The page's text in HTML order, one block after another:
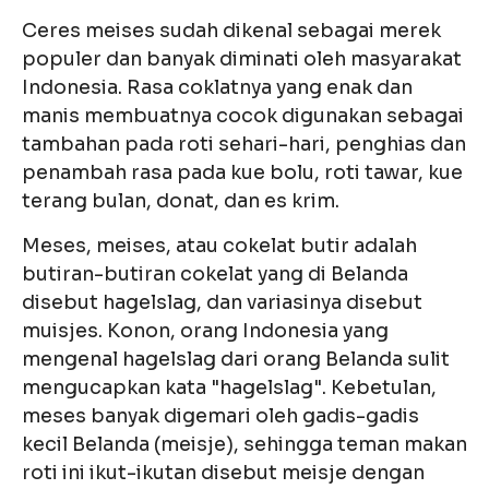
Ceres meises sudah dikenal sebagai merek
populer dan banyak diminati oleh masyarakat
Indonesia. Rasa coklatnya yang enak dan
manis membuatnya cocok digunakan sebagai
tambahan pada roti sehari-hari, penghias dan
penambah rasa pada kue bolu, roti tawar, kue
terang bulan, donat, dan es krim.
Meses, meises, atau cokelat butir adalah
butiran-butiran cokelat yang di Belanda
disebut hagelslag, dan variasinya disebut
muisjes. Konon, orang Indonesia yang
mengenal hagelslag dari orang Belanda sulit
mengucapkan kata "hagelslag". Kebetulan,
meses banyak digemari oleh gadis-gadis
kecil Belanda (meisje), sehingga teman makan
roti ini ikut-ikutan disebut meisje dengan